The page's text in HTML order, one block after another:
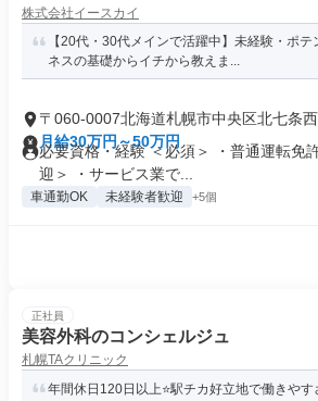
株式会社イースカイ
【20代・30代メインで活躍中】未経験・ポ
ネスの基礎からイチから教えま...
〒060-0007北海道札幌市中央区北七条西
月給30万円～50万円
必要資格・経験 ＜必須＞ ・普通運転免
迎＞ ・サービス業で...
車通勤OK 未経験者歓迎 +5個
正社員
美容外科のコンシェルジュ
札幌TAクリニック
年間休日120日以上⭐駅チカ好立地で働きや